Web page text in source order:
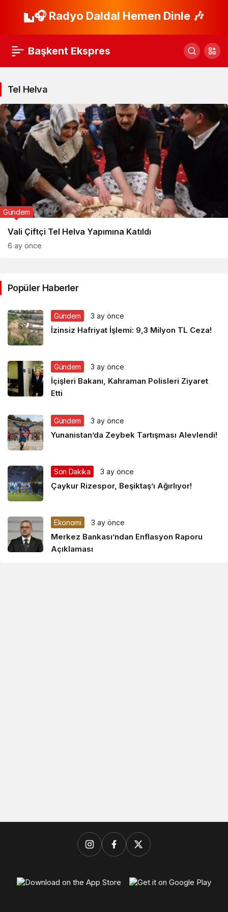
🎧 Radyo Daldal Hemen Dinle 🎶
Başkent Ekspres
Tel Helva
Vali Çiftçi Tel Helva Yapımına Katıldı
Gündem
6 ay önce
Popüler Haberler
Gündem 3 ay önce
İzinsiz Hafriyat İşlemi: 9,3 Milyon TL Ceza!
Gündem 3 ay önce
İçişleri Bakanı, Kahraman Polisleri Ziyaret
Etti
Gündem 3 ay önce
Yunanistan’da Zeybek Tartışması Alevlendi!
Son Dakika 3 ay önce
Çaykur Rizespor, Beşiktaş’ı Ağırlıyor!
Ekonomi 3 ay önce
Merkez Bankası’ndan Enflasyon Raporu
Açıklaması